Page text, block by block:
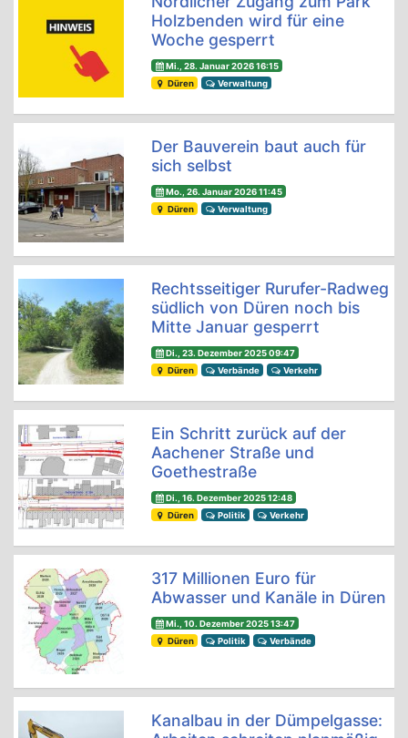
Holzbenden wird für eine
Woche gesperrt
Mi., 28. Januar 2026 16:15
Düren
Verwaltung
Der Bauverein baut auch für
sich selbst
Mo., 26. Januar 2026 11:45
Düren
Verwaltung
Rechtsseitiger Rurufer-Radweg
südlich von Düren noch bis
Mitte Januar gesperrt
Di., 23. Dezember 2025 09:47
Düren
Verbände Verkehr
Ein Schritt zurück auf der
Aachener Straße und
Goethestraße
Di., 16. Dezember 2025 12:48
Düren
Politik Verkehr
317 Millionen Euro für
Abwasser und Kanäle in Düren
Mi., 10. Dezember 2025 13:47
Düren
Politik Verbände
Kanalbau in der Dümpelgasse: